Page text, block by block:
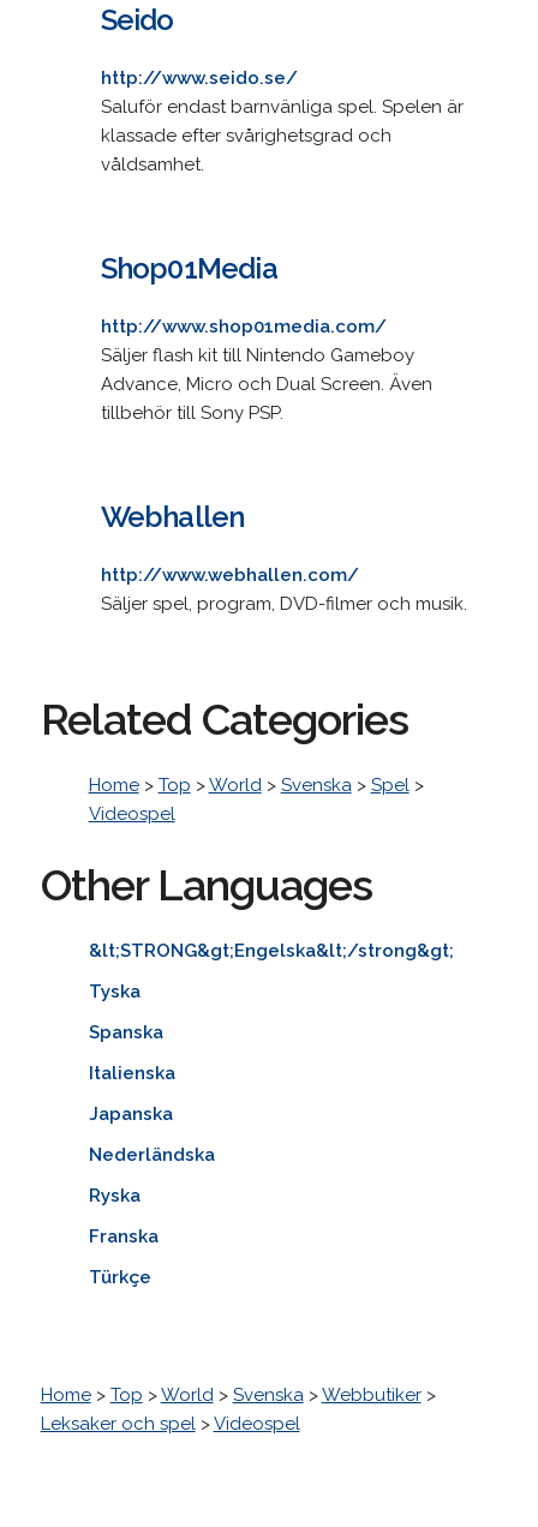
Seido
http://www.seido.se/
Saluför endast barnvänliga spel. Spelen är
klassade efter svårighetsgrad och
våldsamhet.
Shop01Media
http://www.shop01media.com/
Säljer flash kit till Nintendo Gameboy
Advance, Micro och Dual Screen. Även
tillbehör till Sony PSP.
Webhallen
http://www.webhallen.com/
Säljer spel, program, DVD-filmer och musik.
Related Categories
Home> Top >World> Svenska> Spel>
Videospel
Other Languages
&lt;STRONG&gt;Engelska&lt;/strong&gt;
Tyska
Spanska
Italienska
Japanska
Nederländska
Ryska
Franska
Türkçe
Home> Top >World> Svenska>Webbutiker>
Leksaker och spel>Videospel